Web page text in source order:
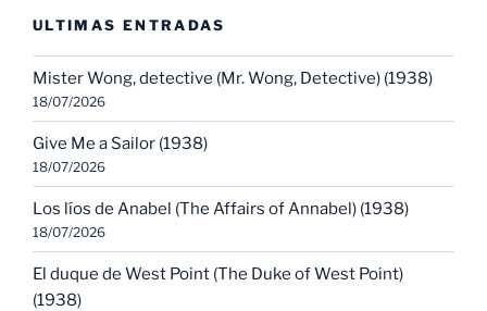
ULTIMAS ENTRADAS
Mister Wong, detective (Mr. Wong, Detective) (1938)
18/07/2026
Give Me a Sailor (1938)
18/07/2026
Los líos de Anabel (The Affairs of Annabel) (1938)
18/07/2026
El duque de West Point (The Duke of West Point)
(1938)